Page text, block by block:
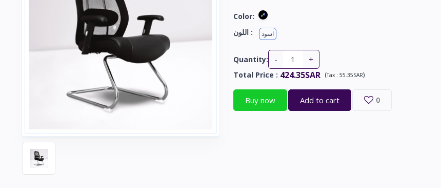
Color:
اللون :
اسود
Quantity: - +
Total Price : 424.35SAR (Tax : 55.35SAR)
Buy now Add to cart 0